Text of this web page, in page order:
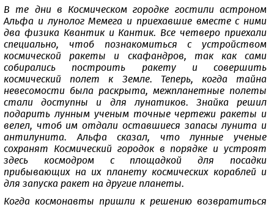
В те дни в Космическом городке гостили астроном
Альфа и лунолог Мемега и приехавшие вместе с ними
два физика Квантик и Кантик. Все четверо приехали
специально, чтоб познакомиться с устройством
космической ракеты и скафандров, так как сами
собирались построить ракету и совершить
космический полет к Земле. Теперь, когда тайна
невесомости была раскрыта, межпланетные полеты
стали доступны и для лунатиков. Знайка решил
подарить лунным ученым точные чертежи ракеты и
велел, чтоб им отдали оставшиеся запасы лунита и
антилунита. Альфа сказал, что лунные ученые
сохранят Космический городок в порядке и устроят
здесь космодром с площадкой для посадки
прибывающих на их планету космических кораблей и
для запуска ракет на другие планеты.
Когда космонавты пришли к решению возвратиться